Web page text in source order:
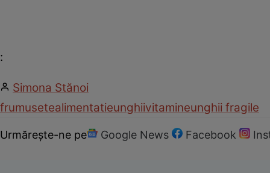
:
Simona Stănoi
frumusetealimentatieunghiivitamineunghii fragile
Urmărește-ne pe Google News Facebook